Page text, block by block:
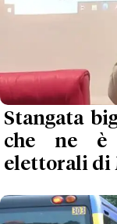
Stangata
che ne è
elettorali di